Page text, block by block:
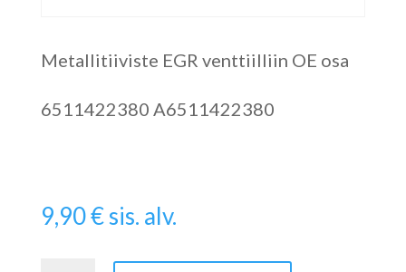
Metallitiiviste EGR venttiilliin OE osa
6511422380 A6511422380
9,90€sis. alv.